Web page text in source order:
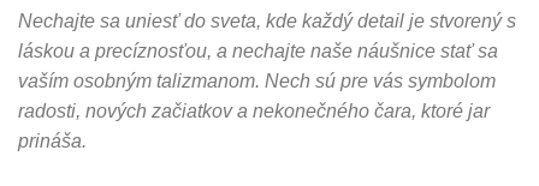
Nechajte sa uniesť do sveta, kde každý detail je stvorený s
láskou a precíznosťou, a nechajte naše náušnice stať sa
vaším osobným talizmanom. Nech sú pre vás symbolom
radosti, nových začiatkov a nekonečného čara, ktoré jar
prináša.